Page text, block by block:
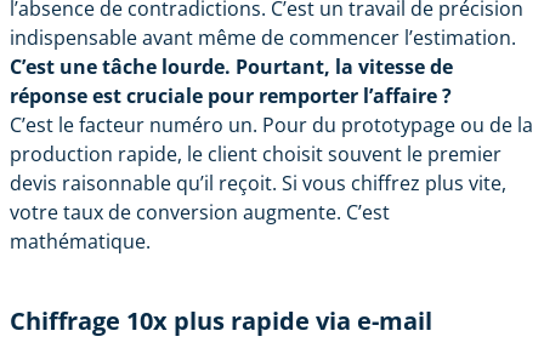
l’absence de contradictions. C’est un travail de précision
indispensable avant même de commencer l’estimation.
C’est une tâche lourde. Pourtant, la vitesse de
réponse est cruciale pour remporter l’affaire ?
C’est le facteur numéro un. Pour du prototypage ou de la
production rapide, le client choisit souvent le premier
devis raisonnable qu’il reçoit. Si vous chiffrez plus vite,
votre taux de conversion augmente. C’est
mathématique.
Chiffrage 10x plus rapide via e-mail